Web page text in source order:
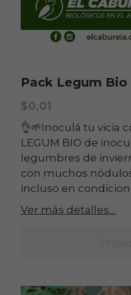
Pack Legum Bio
$0,01
👌🌱Inoculá tu vicia
LEGUM BIO de
legumbres de
con muchos
incluso en
Ver más detalles…